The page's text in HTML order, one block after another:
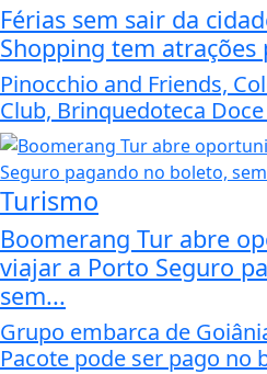
Férias sem sair da
Shopping tem atrações
Pinocchio and Friends,
Club, Brinquedoteca
Turismo
Boomerang Tur abre
viajar a Porto Seguro
sem...
Grupo embarca de
Pacote pode ser pago no